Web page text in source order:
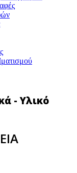
- Υλικό